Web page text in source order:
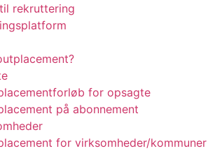
rekruttering
for opsagte
på abonnement
for virksomheder/kommuner